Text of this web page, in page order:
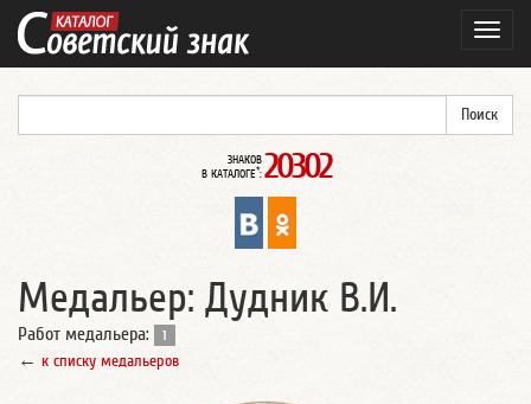
ЗНАКОВ
В КАТАЛОГЕ*: 20302
Медальер: Дудник В.И.
Работ медальера: 1
← к списку медальеров